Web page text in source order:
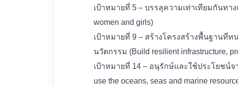
เป้าหมายที่ 5 – บรรลุความเท่าเทียมกันทา
women and girls)
เป้าหมายที่ 9 – สร้างโครงสร้างพื้นฐานที่
นวัตกรรม (Build resilient infrastructure,
เป้าหมายที่ 14 – อนุรักษ์และใช้ประโยชน์
use the oceans, seas and marine